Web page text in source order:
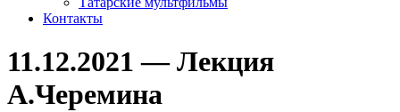
Контакты
11.12.2021 — Лекция
А.Черемина